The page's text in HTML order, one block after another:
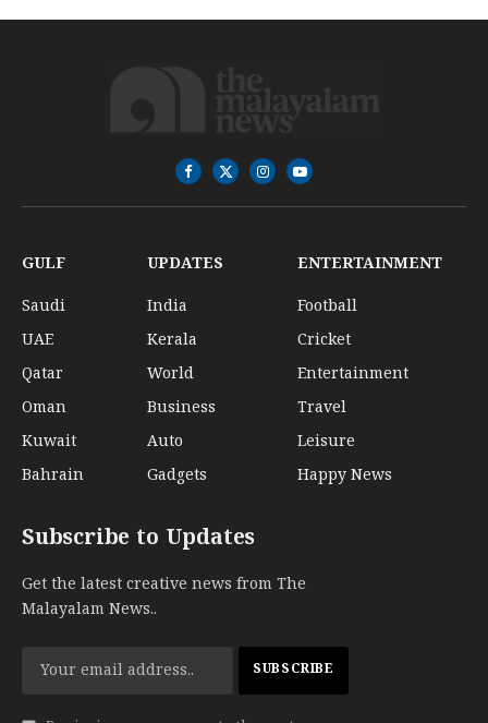
Facebook
X
(Twitter)
InstagramYouTube
GULF
Saudi
UAE
Qatar
Oman
Kuwait
Bahrain
UPDATES
India
Kerala
World
Business
Auto
Gadgets
ENTERTAINMENT
Football
Cricket
Entertainment
Travel
Leisure
Happy News
Subscribe to Updates
Get the latest creative news from The
Malayalam News..